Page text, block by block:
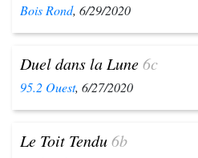
Bois Rond, 6/29/2020
Duel dans la Lune6c
95.2 Ouest, 6/27/2020
Le Toit Tendu6b